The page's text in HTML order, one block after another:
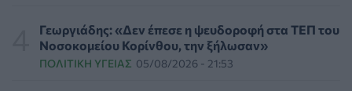
Απώλεια βάρους: Οι τρεις παράγοντες που κρίνουν το
αποτέλεσμα σύμφωνα με ειδικό στην παχυσαρκία
Γεωργιάδης: «Δεν έπεσε η ψευδοροφή στα ΤΕΠ του
Νοσοκομείου Κορίνθου, την ξήλωσαν»
ΠΟΛΙΤΙΚΉ ΥΓΕΊΑΣ 05/08/2026 - 21:53